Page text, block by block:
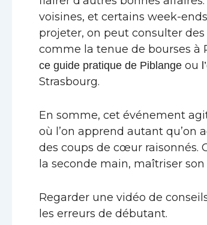
voisines, et certains week-
projeter, on peut consulter
comme la tenue de bourses à
ce guide pratique de Piblange ou
Strasbourg.
En somme, cet événement
où l’on apprend autant qu’on
des coups de cœur raisonnés.
la seconde main, maîtriser
Regarder une vidéo de
les erreurs de débutant.